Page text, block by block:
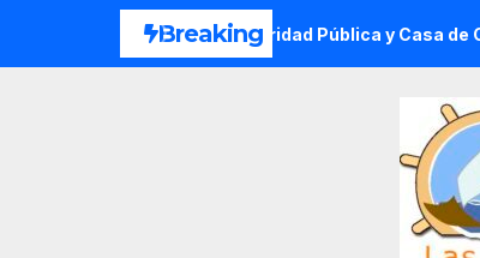
Breaking
DIF, Seguridad Pública y Casa de Cultura 2026